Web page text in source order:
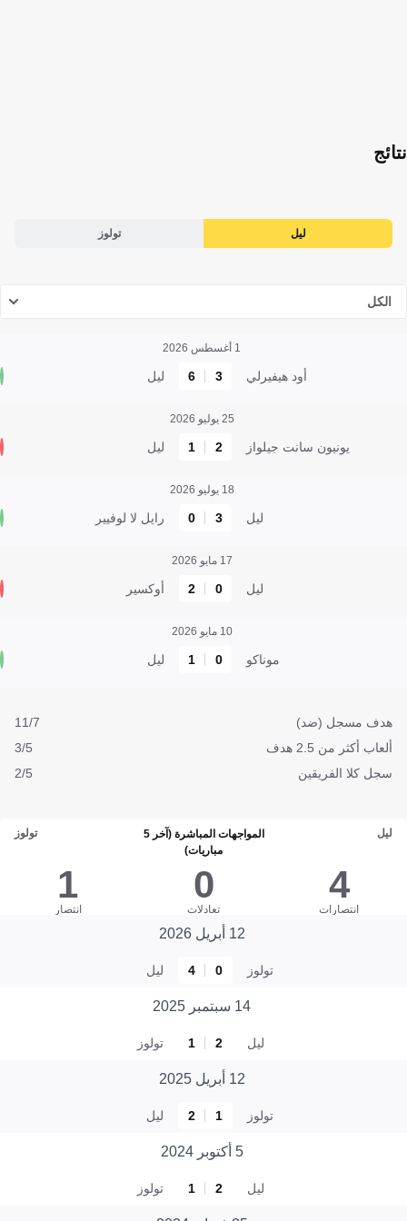
نتائج
ليل تولوز
الكل
1 أغسطس 2026
أود هيفيرلي 3
6 ليل
25 يوليو 2026
يونيون سانت جيلواز 2
1 ليل
18 يوليو 2026
ليل 3
0 رايل لا لوفيير
17 مايو 2026
ليل 0
2 أوكسير
10 مايو 2026
موناكو 0
1 ليل
هدف مسجل (ضد)
11/7
ألعاب أكثر من 2.5 هدف
3/5
سجل كلا الفريقين
2/5
ليل
المواجهات المباشرة (آخر 5
مباريات)
تولوز
4
انتصارات
0
تعادلات
1
انتصار
12 أبريل 2026
تولوز 0
4 ليل
14 سبتمبر 2025
ليل 2
1 تولوز
12 أبريل 2025
تولوز 1
2 ليل
5 أكتوبر 2024
ليل 2
1 تولوز